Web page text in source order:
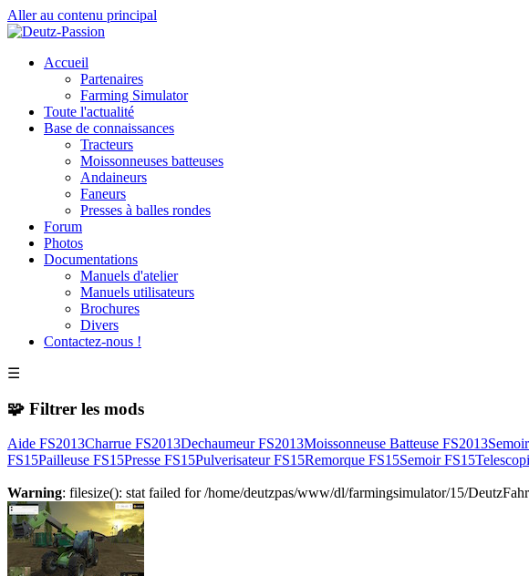
Aller au contenu principal
Accueil
Partenaires
Farming Simulator
Toute l'actualité
Base de connaissances
Tracteurs
Moissonneuses batteuses
Andaineurs
Faneurs
Presses à balles rondes
Forum
Photos
Documentations
Manuels d'atelier
Manuels utilisateurs
Brochures
Divers
Contactez-nous !
☰
🧩 Filtrer les mods
Aide FS2013Charrue FS2013Dechaumeur FS2013Moissonneuse Batteuse FS2013
FS15Pailleuse FS15Presse FS15Pulverisateur FS15Remorque FS15Semoir FS15
Warning: filesize(): stat failed for /home/deutzpas/www/dl/farmingsimulator/15/